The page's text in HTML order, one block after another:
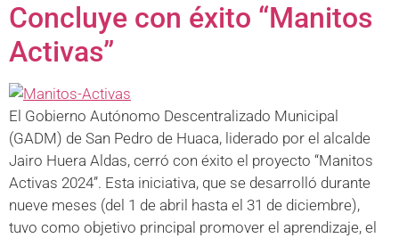
Concluye con éxito “Manitos
Activas”
El Gobierno Autónomo Descentralizado Municipal
(GADM) de San Pedro de Huaca, liderado por el alcalde
Jairo Huera Aldas, cerró con éxito el proyecto “Manitos
Activas 2024”. Esta iniciativa, que se desarrolló durante
nueve meses (del 1 de abril hasta el 31 de diciembre),
tuvo como objetivo principal promover el aprendizaje, el